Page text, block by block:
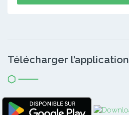
Télécharger l’application